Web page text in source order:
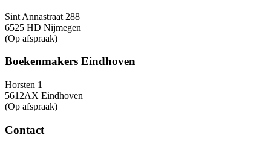
Sint Annastraat 288
6525 HD Nijmegen
(Op afspraak)
Boekenmakers Eindhoven
Horsten 1
5612AX Eindhoven
(Op afspraak)
Contact